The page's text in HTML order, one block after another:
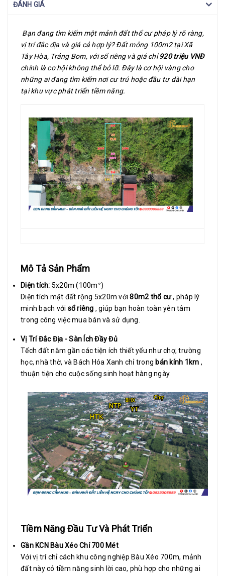
ĐÁNH GIÁ
Bạn đang tìm kiếm một mảnh đất thổ cư pháp lý rõ ràng,
vị trí đắc địa và giá cả hợp lý? Đất mỏng 100m2 tại Xã
Tây Hòa, Trảng Bom, với sổ riêng và giá chỉ920 triệu VNĐ
chính là cơ hội không thể bỏ lỡ. Đây là cơ hội vàng cho
những ai đang tìm kiếm nơi cư trú hoặc đầu tư dài hạn
tại khu vực phát triển tiềm năng.
Mô Tả Sản Phẩm
Diện tích: 5x20m (100m²)
Diện tích mặt đất rộng 5x20m với80m2 thổ cư, pháp lý
minh bạch với sổ riêng , giúp bạn hoàn toàn yên tâm
trong công việc mua bán và sử dụng.
Vị Trí Đắc Địa - Sàn Ích Đầy Đủ
Tếch đất nằm gần các tiện ích thiết yếu như chợ, trường
học, nhà thờ, và Bách Hóa Xanh chỉ trong bán kính 1km ,
thuận tiện cho cuộc sống sinh hoạt hàng ngày.
Tiềm Năng Đầu Tư Và Phát Triển
Gần KCN Bàu Xéo Chỉ 700 Mét
Với ​​vị trí chỉ cách khu công nghiệp Bàu Xéo 700m, mảnh
đất này có tiềm năng sinh lời cao, phù hợp cho những ai